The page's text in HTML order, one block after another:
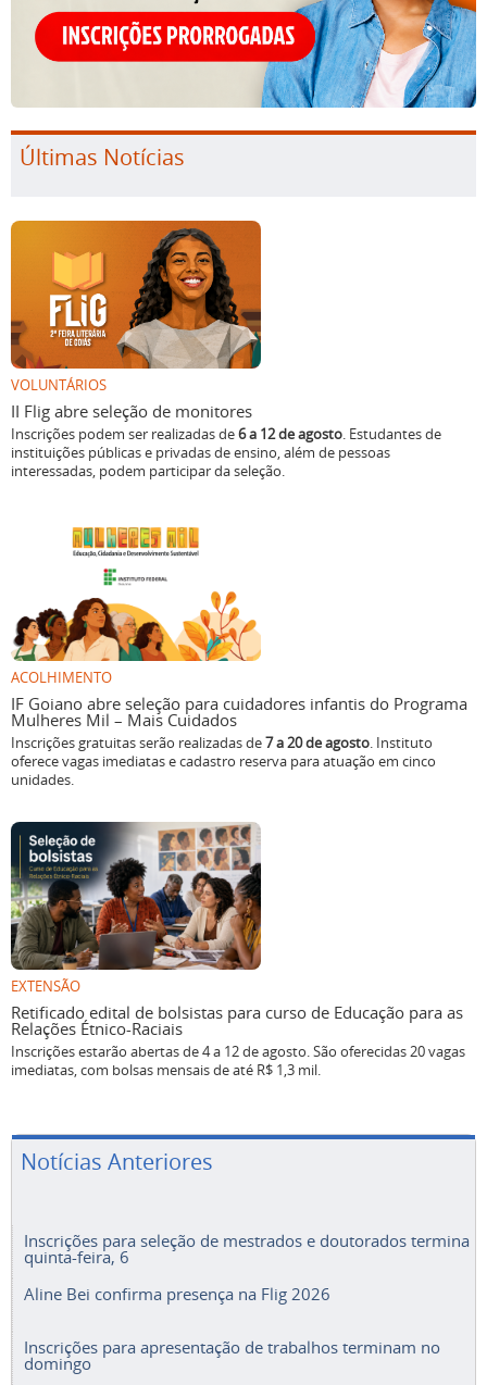
Últimas Notícias
VOLUNTÁRIOS
II Flig abre seleção de monitores
Inscrições podem ser realizadas de6 a 12 de agosto. Estudantes de
instituições públicas e privadas de ensino, além de pessoas
interessadas, podem participar da seleção.
ACOLHIMENTO
IF Goiano abre seleção para cuidadores infantis do Programa
Mulheres Mil – Mais Cuidados
Inscrições gratuitas serão realizadas de7 a 20 de agosto. Instituto
oferece vagas imediatas e cadastro reserva para atuação em cinco
unidades.
EXTENSÃO
Retificado edital de bolsistas para curso de Educação para as
Relações Étnico-Raciais
Inscrições estarão abertas de 4 a 12 de agosto. São oferecidas 20 vagas
imediatas, com bolsas mensais de até R$ 1,3 mil.
Notícias Anteriores
Inscrições para seleção de mestrados e doutorados termina
quinta-feira, 6
Aline Bei confirma presença na Flig 2026
Inscrições para apresentação de trabalhos terminam no
domingo